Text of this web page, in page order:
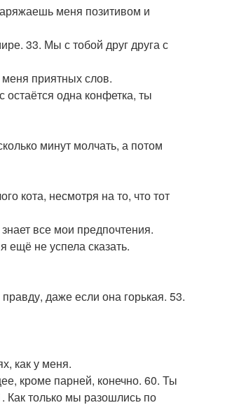
меня позитивом и
33. Мы с тобой друг друга с
приятных слов.
одна конфетка, ты
минут молчать, а потом
кота, несмотря на то, что тот
все мои предпочтения.
не успела сказать.
даже если она горькая. 53.
как у меня.
кроме парней, конечно. 60. Ты
Как только мы разошлись по